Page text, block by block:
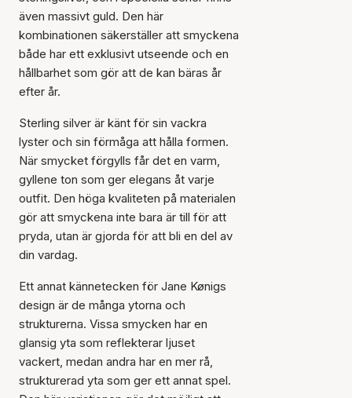
även massivt guld. Den här
kombinationen säkerställer att smyckena
både har ett exklusivt utseende och en
hållbarhet som gör att de kan bäras år
efter år.
Sterling silver är känt för sin vackra
lyster och sin förmåga att hålla formen.
När smycket förgylls får det en varm,
gyllene ton som ger elegans åt varje
outfit. Den höga kvaliteten på materialen
gör att smyckena inte bara är till för att
pryda, utan är gjorda för att bli en del av
din vardag.
Ett annat kännetecken för Jane Kønigs
design är de många ytorna och
strukturerna. Vissa smycken har en
glansig yta som reflekterar ljuset
vackert, medan andra har en mer rå,
strukturerad yta som ger ett annat spel.